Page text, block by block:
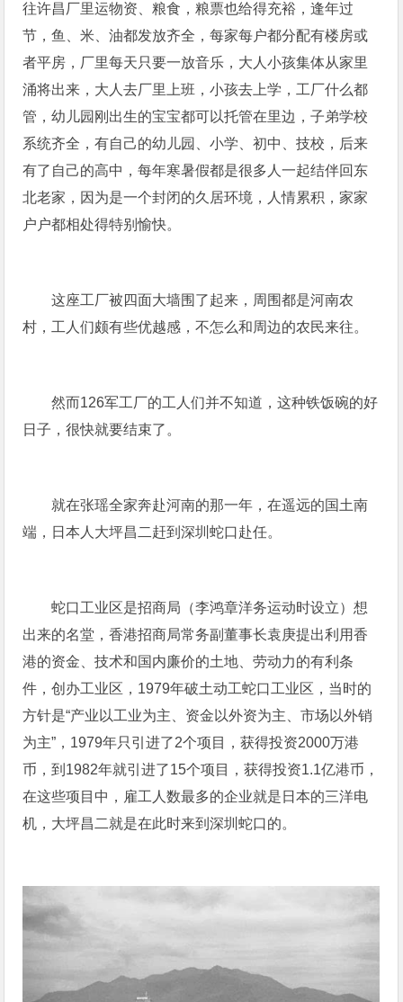
往许昌厂里运物资、粮食，粮票也给得充裕，逢年过
节，鱼、米、油都发放齐全，每家每户都分配有楼房或
者平房，厂里每天只要一放音乐，大人小孩集体从家里
涌将出来，大人去厂里上班，小孩去上学，工厂什么都
管，幼儿园刚出生的宝宝都可以托管在里边，子弟学校
系统齐全，有自己的幼儿园、小学、初中、技校，后来
有了自己的高中，每年寒暑假都是很多人一起结伴回东
北老家，因为是一个封闭的久居环境，人情累积，家家
户户都相处得特别愉快。
这座工厂被四面大墙围了起来，周围都是河南农
村，工人们颇有些优越感，不怎么和周边的农民来往。
然而126军工厂的工人们并不知道，这种铁饭碗的好
日子，很快就要结束了。
就在张瑶全家奔赴河南的那一年，在遥远的国土南
端，日本人大坪昌二赶到深圳蛇口赴任。
蛇口工业区是招商局（李鸿章洋务运动时设立）想
出来的名堂，香港招商局常务副董事长袁庚提出利用香
港的资金、技术和国内廉价的土地、劳动力的有利条
件，创办工业区，1979年破土动工蛇口工业区，当时的
方针是“产业以工业为主、资金以外资为主、市场以外销
为主”，1979年只引进了2个项目，获得投资2000万港
币，到1982年就引进了15个项目，获得投资1.1亿港币，
在这些项目中，雇工人数最多的企业就是日本的三洋电
机，大坪昌二就是在此时来到深圳蛇口的。